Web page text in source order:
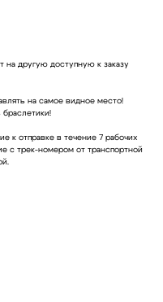
на другую доступную к заказу
на самое видное место!
браслетики!
к отправке в течение 7 рабочих
с трек-номером от транспортной